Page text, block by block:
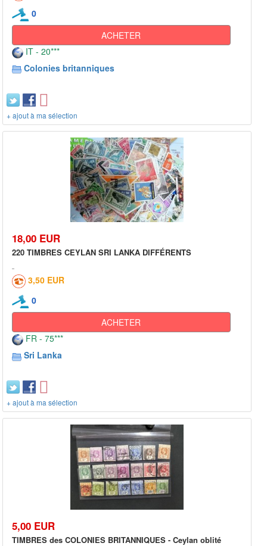
0
ACHETER
IT - 20***
Colonies britanniques
+ ajout à ma sélection
18,00 EUR
220 TIMBRES CEYLAN SRI LANKA DIFFÉRENTS
3,50 EUR
0
ACHETER
FR - 75***
Sri Lanka
+ ajout à ma sélection
5,00 EUR
TIMBRES des COLONIES BRITANNIQUES - Ceylan oblité